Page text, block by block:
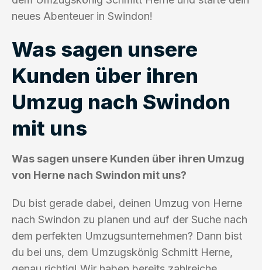
neues Abenteuer in Swindon!
Was sagen unsere
Kunden über ihren
Umzug nach Swindon
mit uns
Was sagen unsere Kunden über ihren Umzug
von Herne nach Swindon mit uns?
Du bist gerade dabei, deinen Umzug von Herne
nach Swindon zu planen und auf der Suche nach
dem perfekten Umzugsunternehmen? Dann bist
du bei uns, dem Umzugskönig Schmitt Herne,